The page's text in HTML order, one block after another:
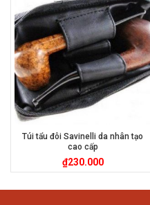
Túi tẩu đôi Savinelli da nhân tạo
cao cấp
₫230.000